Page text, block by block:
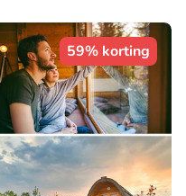
59% korting